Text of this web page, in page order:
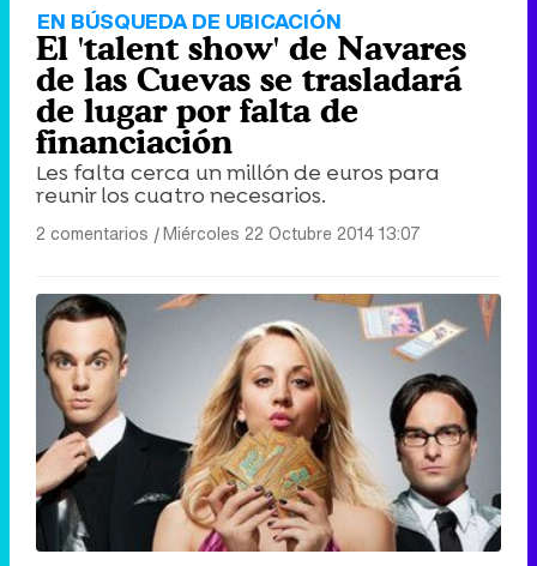
EN BÚSQUEDA DE UBICACIÓN
El 'talent show' de Navares
de las Cuevas se trasladará
de lugar por falta de
financiación
Les falta cerca un millón de euros para
reunir los cuatro necesarios.
2 comentarios |Miércoles 22 Octubre 2014 13:07